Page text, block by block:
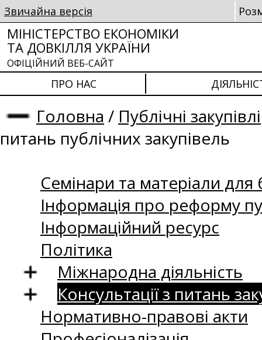
Звичайна версія
МІНІСТЕРСТВО ЕКОНОМІКИ
ТА ДОВКІЛЛЯ УКРАЇНИ
ОФІЦІЙНИЙ ВЕБ-САЙТ
ПРО НАС
Головна / Публічні закупівлі
питань публічних закупівель
Семінари та матеріали для
Інформація про реформу
Інформаційний ресурс
Політика
Міжнародна діяльність
Консультації з питань
Нормативно-правові акти